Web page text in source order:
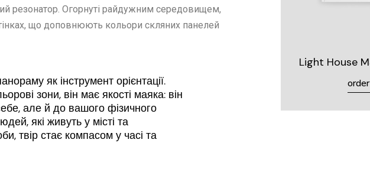
резонатор. Огорнуті райдужним середовищем,
що доповнюють кольори скляних панелей
як інструмент орієнтації.
зони, він має якості маяка: він
але й до вашого фізичного
які живуть у місті та
твір стає компасом у часі та
Light House